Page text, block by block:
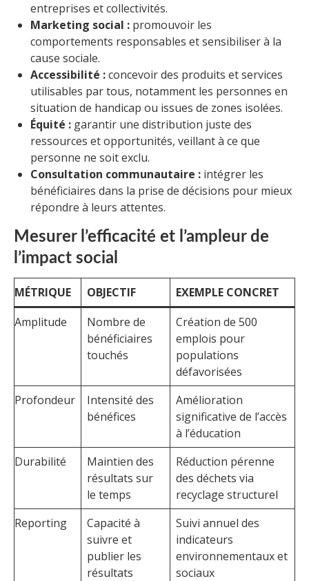
entreprises et collectivités.
Marketing social : promouvoir les
comportements responsables et sensibiliser à la
cause sociale.
Accessibilité :concevoir des produits et services
utilisables par tous, notamment les personnes en
situation de handicap ou issues de zones isolées.
Équité : garantir une distribution juste des
ressources et opportunités, veillant à ce que
personne ne soit exclu.
Consultation communautaire : intégrer les
bénéficiaires dans la prise de décisions pour mieux
répondre à leurs attentes.
Mesurer l’efficacité et l’ampleur de
l’impact social
MÉTRIQUE OBJECTIF
EXEMPLE CONCRET
Amplitude
Nombre de
bénéficiaires
touchés
Création de 500
emplois pour
populations
défavorisées
Profondeur
Intensité des
bénéfices
Amélioration
significative de l’accès
à l’éducation
Durabilité
Maintien des
résultats sur
le temps
Réduction pérenne
des déchets via
recyclage structurel
Reporting
Capacité à
suivre et
publier les
résultats
Suivi annuel des
indicateurs
environnementaux et
sociaux